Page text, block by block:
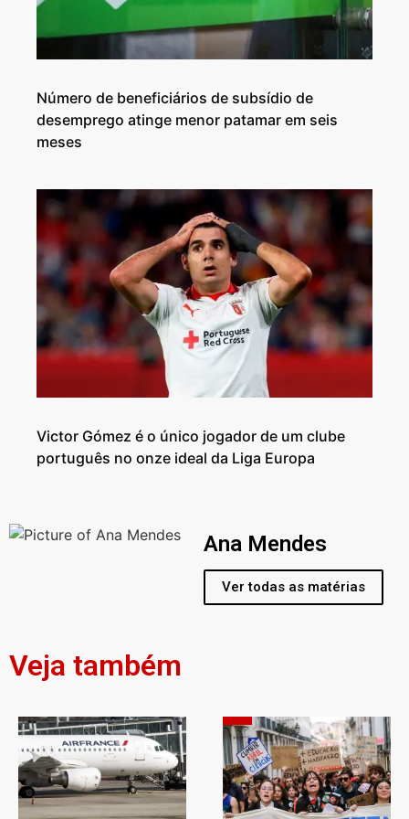
Número de beneficiários de subsídio de
desemprego atinge menor patamar em seis
meses
Victor Gómez é o único jogador de um clube
português no onze ideal da Liga Europa
Ana Mendes
Ver todas as matérias
Veja também